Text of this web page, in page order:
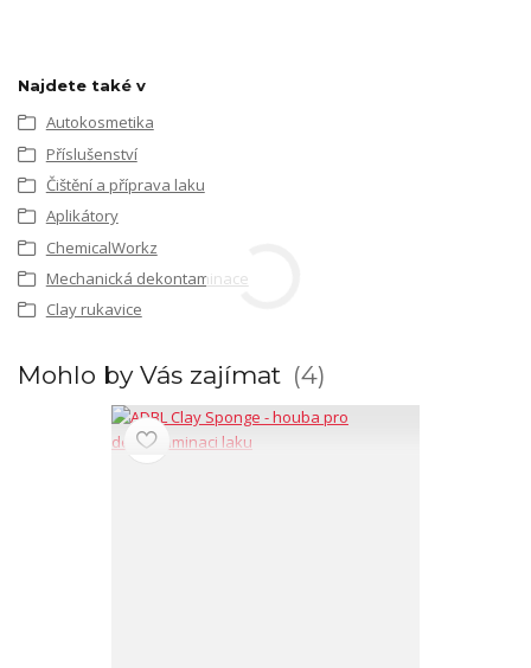
Najdete také v
Autokosmetika
Příslušenství
Čištění a příprava laku
Aplikátory
ChemicalWorkz
Mechanická dekontaminace
Clay rukavice
Mohlo by Vás zajímat 4